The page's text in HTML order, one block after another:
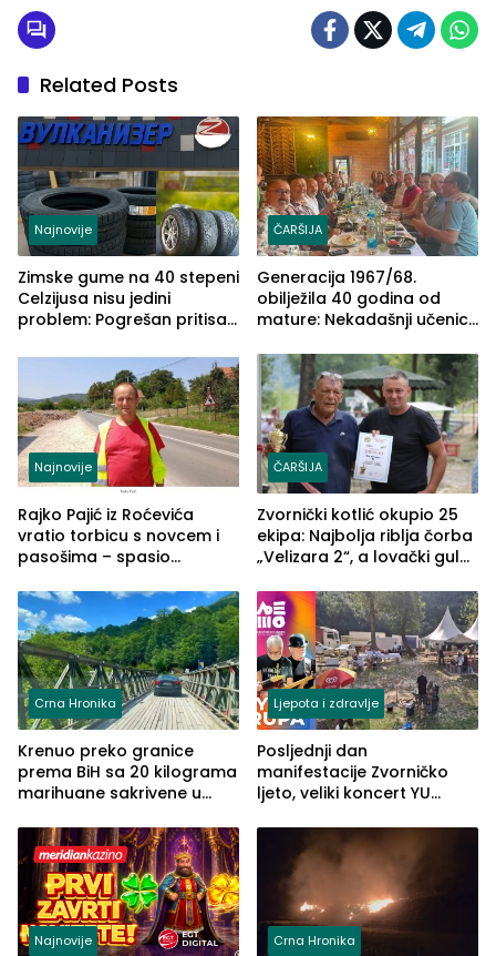
Related Posts
Najnovije
Zimske gume na 40 stepeni
Celzijusa nisu jedini
problem: Pogrešan pritisak
ČARŠIJA
Generacija 1967/68.
obilježila 40 godina od
mature: Nekadašnji učenici
(FOTO)
Najnovije
Rajko Pajić iz Roćevića
vratio torbicu s novcem i
pasošima – spasio
Grčkoj
ČARŠIJA
Zvornički kotlić okupio 25
ekipa: Najbolja riblja čorba
„Velizara 2“, a lovački gulaš
Crna Hronika
Krenuo preko granice
prema BiH sa 20 kilograma
marihuane sakrivene u
Ljepota i zdravlje
Posljednji dan
manifestacije Zvorničko
ljeto, veliki koncert YU
ove godine
Najnovije Crna Hronika